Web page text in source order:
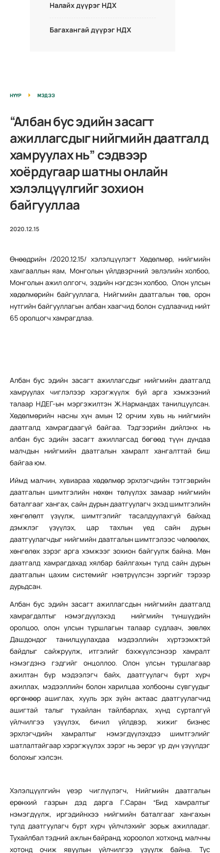
Налайх дүүрэг НДХ
Багахангай дүүрэг НДХ
НҮҮР МЭДЭЭ
“Албан бус эдийн засагт
ажиллагсдыг нийгмийн даатгалд
хамруулах нь” сэдвээр
хоёрдугаар шатны онлайн
хэлэлцүүлгийг зохион
байгууллаа
2020.12.15
Өнөөдрийн /2020.12.15/ хэлэлцүүлэгт Хөдөлмөр, нийгмийн
хамгааллын яам, Монголын үйлдвэрчний эвлэлийн холбоо,
Монголын ажил олгогч, эздийн нэгдсэн холбоо, Олон улсын
хөдөлмөрийн байгууллага, Нийгмийн даатгалын төв, орон
нутгийн байгууллагын албан хаагчид болон судлаачид нийт
65 оролцогч хамрагдлаа.
Албан бус эдийн засагт ажиллагсдыг нийгмийн даатгалд
хамруулах чиглэлээр хэрэгжүүлж буй арга хэмжээний
талаар НДЕГ-ын мэргэжилтэн Ж.Нармандах танилцуулсан.
Хөдөлмөрийн насны хүн амын 12 орчим хувь нь нийгмийн
даатгалд хамрагдаагүй байгаа. Тэдгээрийн дийлэнх нь
албан бус эдийн засагт ажиллагсад бөгөөд түүн дундаа
малчдын нийгмийн даатгалын хамралт хангалттай биш
байгаа юм.
Иймд малчин, хувиараа хөдөлмөр эрхлэгчдийн тэтгэврийн
даатгалын шимтгэлийн нөхөн төлүүлэх замаар нийгмийн
баталгааг хангах, сайн дурын даатгуулагч эхэд шимтгэлийн
хөнгөлөлт үзүүлж, шимтгэлийг тасалдуулахгүй байхад
дэмжлэг үзүүлэх, цар тахлын үед сайн дурын
даатгуулагчдыг нийгмийн даатгалын шимтгэлээс чөлөөлөх,
хөнгөлөх зэрэг арга хэмжээг зохион байгуулж байна. Мөн
даатгалд хамрагдахад хялбар байлгахын тулд сайн дурын
даатгалын цахим системийг нэвтрүүлсэн зэргийг тэрээр
дурьдсан.
Албан бус эдийн засагт ажиллагсдын нийгмийн даатгалд
хамрагдалтыг нэмэгдүүлэхэд нийгмийн түншүүдийн
оролцоо, олон улсын туршлагын талаар судлаач, зөвлөх
Дашдондог танилцуулахдаа мэдээллийн хүртээмжтэй
байдлыг сайжруулж, итгэлийг бэхжүүлсэнээр хамралт
нэмэгдэнэ гэдгийг онцоллоо. Олон улсын туршлагаар
ажилтан бүр мэдээлэгч байх, даатгуулагч бүрт хүрч
ажиллах, мэдээллийн болон харилцаа холбооны сувгуудыг
өргөнөөр ашиглах, хууль эрх зүйн актаас даатгуулагчид
ашигтай талыг тухайлан тайлбарлах, хүнд сурталгүй
үйлчилгээ үзүүлэх, бичил үйлдвэр, жижиг бизнес
эрхлэгчдийн хамралтыг нэмэгдүүлэхдээ шимтгэлийг
шатлалтайгаар хэрэгжүүлэх зэрэг нь эерэг үр дүн үзүүлдэг
болохыг хэлсэн.
Хэлэлцүүлгийн үеэр чиглүүлэгч, Нийгмийн даатгалын
ерөнхий газрын дэд дарга Г.Саран “Бид хамралтыг
нэмэгдүүлж, иргэдийнхээ нийгмийн баталгааг хангахын
тулд даатгуулагч бүрт хүрч үйлчлэхийг зорьж ажилладаг.
Тухайлбал тэдний ажлын байранд, хороолол хотхонд, малчны
хотонд очиж явуулын үйлчилгээ үзүүлж байна. Тус